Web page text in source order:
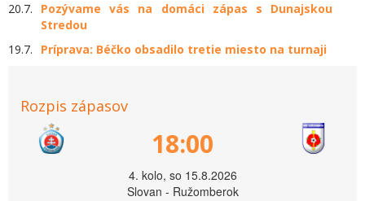
20.7.
Pozývame vás na domáci zápas s Dunajskou
Stredou
19.7.
Príprava: Béčko obsadilo tretie miesto na turnaji
Rozpis zápasov
18:00
4. kolo, so 15.8.2026
Slovan - Ružomberok